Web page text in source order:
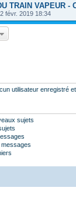
TRAIN VAPEUR
févr. 2019 18:34
utilisateur enregistré
sujets